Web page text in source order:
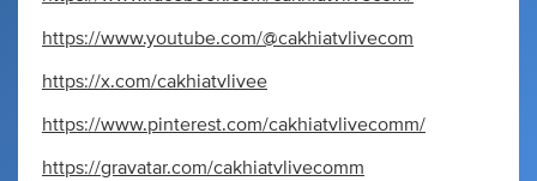
https://www.youtube.com/@cakhiatvlivecom
https://x.com/cakhiatvlivee
https://www.pinterest.com/cakhiatvlivecomm/
https://gravatar.com/cakhiatvlivecomm